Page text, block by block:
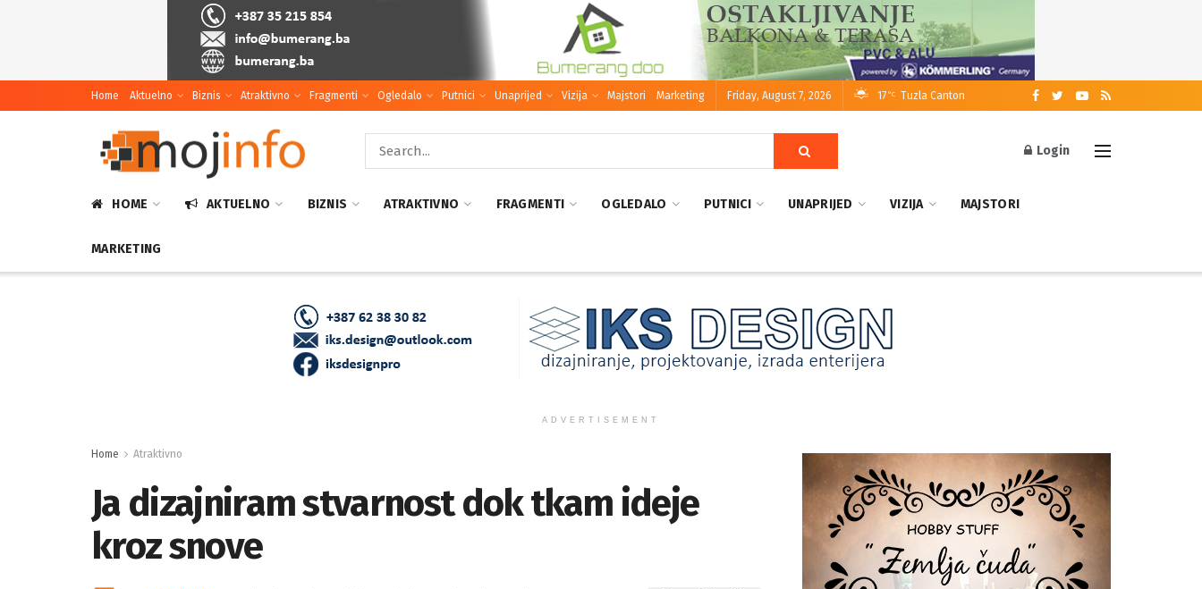
Home Aktuelno Biznis Atraktivno Fragmenti Ogledalo Putnici Unaprijed Vizija Majstori Marketing Friday, August 7, 2026 17 °C Tuzla Canton
Login
HOME AKTUELNO BIZNIS ATRAKTIVNO FRAGMENTI OGLEDALO PUTNICI UNAPRIJED VIZIJA MAJSTORI
MARKETING
ADVERTISEMENT
Home Atraktivno
Ja dizajniram stvarnost dok tkam ideje
kroz snove